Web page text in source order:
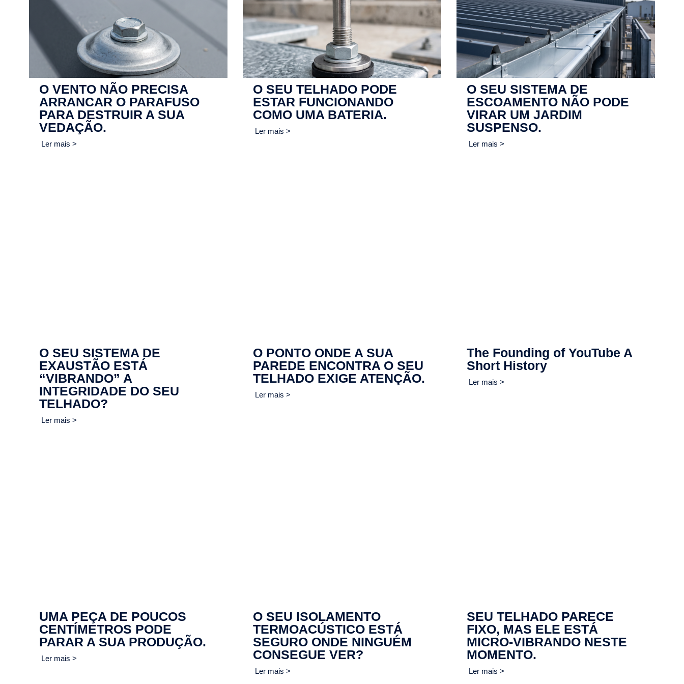
O VENTO NÃO PRECISA
ARRANCAR O PARAFUSO
PARA DESTRUIR A SUA
VEDAÇÃO.
Ler mais >
O SEU TELHADO PODE
ESTAR FUNCIONANDO
COMO UMA BATERIA.
Ler mais >
O SEU SISTEMA DE
ESCOAMENTO NÃO PODE
VIRAR UM JARDIM
SUSPENSO.
Ler mais >
O SEU SISTEMA DE
EXAUSTÃO ESTÁ
“VIBRANDO” A
INTEGRIDADE DO SEU
TELHADO?
Ler mais >
O PONTO ONDE A SUA
PAREDE ENCONTRA O SEU
TELHADO EXIGE ATENÇÃO.
Ler mais >
The Founding of YouTube A
Short History
Ler mais >
UMA PEÇA DE POUCOS
CENTÍMETROS PODE
PARAR A SUA PRODUÇÃO.
Ler mais >
O SEU ISOLAMENTO
TERMOACÚSTICO ESTÁ
SEGURO ONDE NINGUÉM
CONSEGUE VER?
Ler mais >
SEU TELHADO PARECE
FIXO, MAS ELE ESTÁ
MICRO-VIBRANDO NESTE
MOMENTO.
Ler mais >